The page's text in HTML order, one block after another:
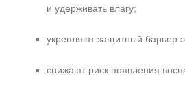
и удерживать влагу;
укрепляют защитный барьер
снижают риск появления